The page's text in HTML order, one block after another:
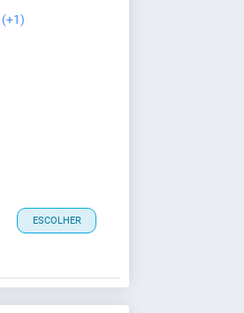
(+1)
ESCOLHER